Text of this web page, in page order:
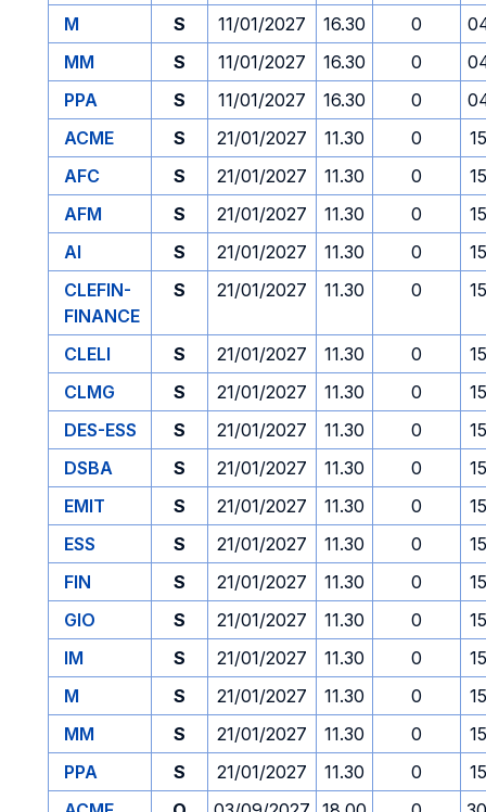
M
S 11/01/2027 16.30 0
MM
S 11/01/2027 16.30 0
PPA
S 11/01/2027 16.30 0
ACME
S 21/01/2027 11.30 0
AFC
S 21/01/2027 11.30 0
AFM
S 21/01/2027 11.30 0
AI
S 21/01/2027 11.30 0
CLEFIN-
FINANCE
S 21/01/2027 11.30 0
CLELI S 21/01/2027 11.30 0
CLMG
S 21/01/2027 11.30 0
DES-ESS
S 21/01/2027 11.30 0
DSBA
S 21/01/2027 11.30 0
EMIT
S 21/01/2027 11.30 0
ESS
S 21/01/2027 11.30 0
FIN
S 21/01/2027 11.30 0
GIO
S 21/01/2027 11.30 0
IM
S 21/01/2027 11.30 0
M
S 21/01/2027 11.30 0
MM
S 21/01/2027 11.30 0
PPA
S 21/01/2027 11.30 0